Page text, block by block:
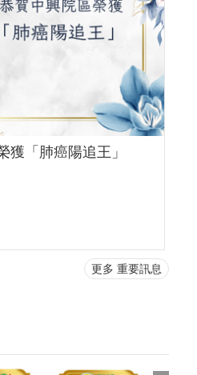
獲「肺癌陽追王」
更多 重要訊息